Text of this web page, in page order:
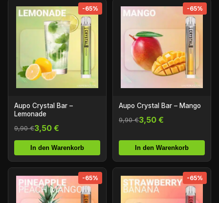
-65%
Aupo Crystal Bar –
Lemonade
9,90 €3,50 €
In den Warenkorb
-65%
Aupo Crystal Bar – Mango
9,90 €3,50 €
In den Warenkorb
-65% -65%